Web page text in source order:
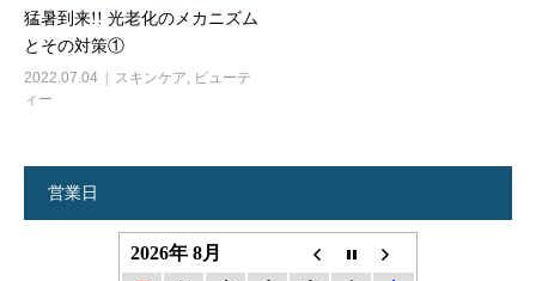
猛暑到来!! 光老化のメカニズム
とその対策①
2022.07.04 スキンケア, ビューテ
ィー
営業日
2026年 8月